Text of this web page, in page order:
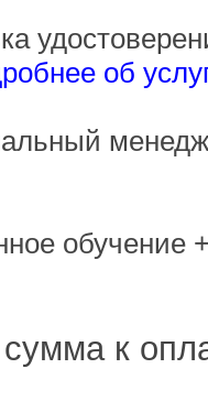
об
обучение
сумма к